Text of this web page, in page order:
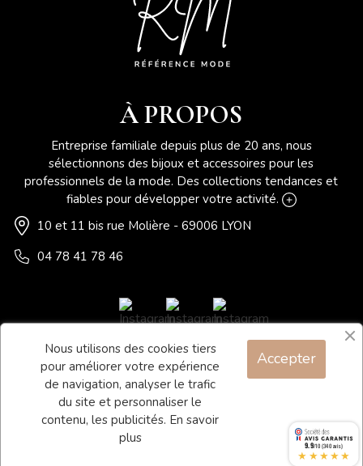
À PROPOS
Entreprise familiale depuis plus de 20 ans, nous
sélectionnons des bijoux et accessoires pour les
professionnels de la mode. Des collections tendances et
fiables pour développer votre activité.
10 et 11 bis rue Molière - 69006 LYON
04 78 41 78 46
Blog
Contact
Conditions générales de vente
Mentions légales
Nous utilisons des cookies tiers
pour améliorer votre expérience
de navigation, analyser le trafic
du site et personnaliser le
contenu, les publicités. En savoir
plus
Accepter
9.9/10 (340 avis)
★★★★★